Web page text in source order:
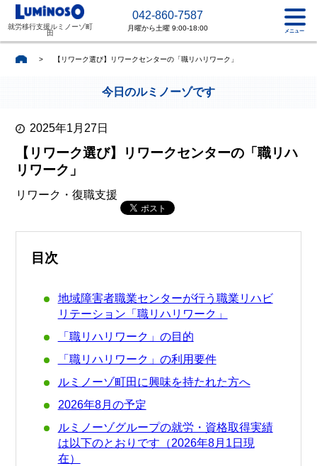
就労移行支援ルミノーゾ町
田
042-860-7587
月曜から土曜 9:00-18:00 メニュー
> 【リワーク選び】リワークセンターの「職リハリワーク」
今日のルミノーゾです
2025年1月27日
【リワーク選び】リワークセンターの「職リハ
リワーク」
リワーク・復職支援
目次
地域障害者職業センターが行う職業リハビ
リテーション「職リハリワーク」
「職リハリワーク」の目的
「職リハリワーク」の利用要件
ルミノーゾ町田に興味を持たれた方へ
2026年8月の予定
ルミノーゾグループの就労・資格取得実績
は以下のとおりです（2026年8月1日現
在）